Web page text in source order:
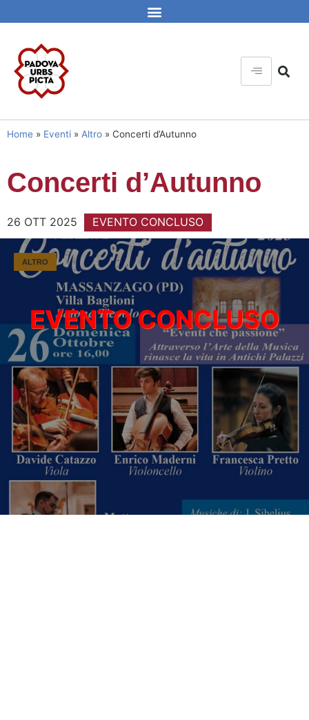
Home » Eventi » Altro » Concerti d’Autunno
Concerti d’Autunno
26 OTT 2025 EVENTO CONCLUSO
ALTRO